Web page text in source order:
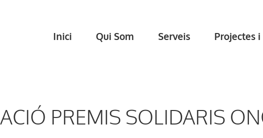
Inici Qui Som Serveis Projectes
PREMIS SOLIDARIS